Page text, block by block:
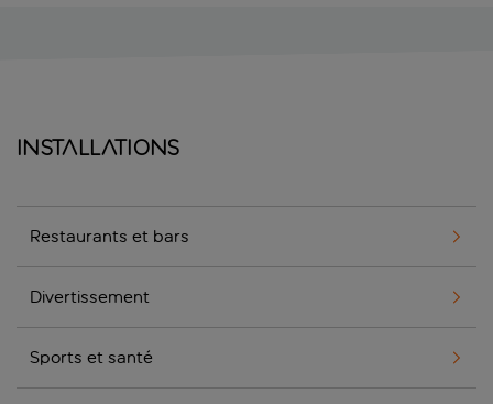
Installations
Restaurants et bars
Divertissement
Sports et santé